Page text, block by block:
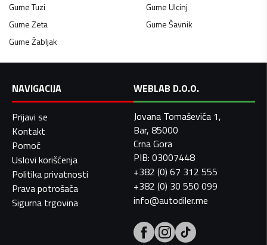
GumeTuzi GumeUlcinj
GumeZeta GumeŠavnik
GumeŽabljak
NAVIGACIJA
Prijavi se
Kontakt
Pomoć
Uslovi korišćenja
Politika privatnosti
Prava potrošača
Sigurna trgovina
WEBLAB D.O.O.
Jovana Tomaševića 1,
Bar, 85000
Crna Gora
PIB: 03007448
+382 (0) 67 312 555
+382 (0) 30 550 099
info@autodiler.me